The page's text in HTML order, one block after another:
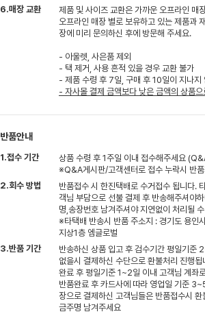
6.매장 교환
제품 및 사이즈 교환은 가까운 오프라인 매
오프라인 매장 별로 보유하고 있는 제품과
장에 미리 문의하신 후에 방문해 주세요.
- 아울렛, 사은품 제외
- 택 제거, 사용 흔적 있을 경우 교환 불가
- 제품 수령 후 7일, 구매 후 10일이 지나지
- 자사몰 결제 금액보다 낮은 금액의 상품
반품안내
1.접수 기간
상품 수령 후 1주일 이내 접수해주세요
※Q&A게시판/고객센터로 접수 누락시 반
2.회수 방법
반품접수 시 한진택배로 수거접수 됩니다.
객님 부담으로 선불 결제 후 반송해주셔야
명,송장번호 남겨주셔야 지연없이 처리될
※타택배 반송시 반품 주소지 : 경기도 용인
지상1층 엠글로벌
3.반품 기간
반송하신 상품 입고 후 검수기간 평일기준
없을시 결제하신 수단으로 환불처리 진행
완료 후 평일기준 1~2일 이내 고객님 계좌
반품완료 후 카드사에 따라 영업일 기준
장으로 결제하신 고객님들은 반품접수시
금주명 남겨주세요